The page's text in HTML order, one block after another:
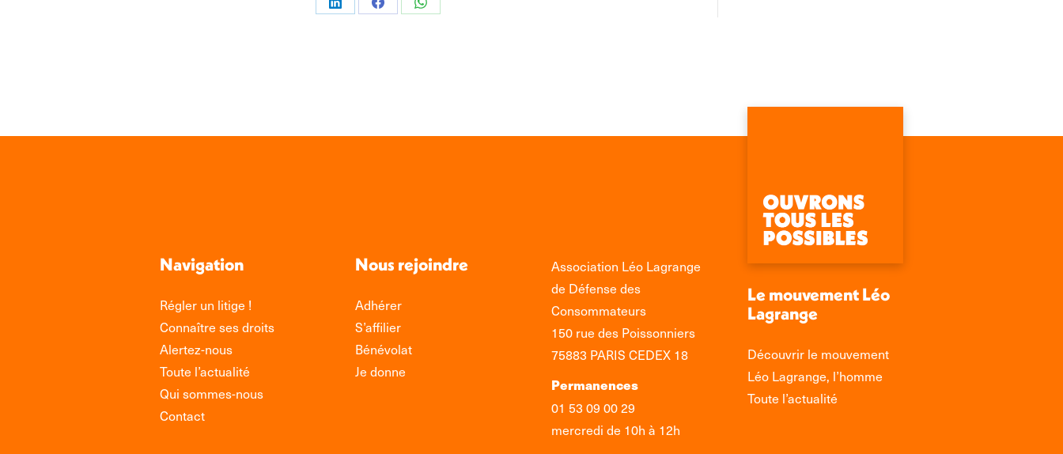
PartagerPartagerPartager
Navigation
Régler un litige !
Connaître ses droits
Alertez-nous
Toute l’actualité
Qui sommes-nous
Contact
Nous rejoindre
Adhérer
S’affilier
Bénévolat
Je donne
Association Léo Lagrange
de Défense des
Consommateurs
150 rue des Poissonniers
75883 PARIS CEDEX 18
Permanences
01 53 09 00 29
mercredi de 10h à 12h
Le mouvement Léo
Lagrange
Découvrir le mouvement
Léo Lagrange, l’homme
Toute l’actualité